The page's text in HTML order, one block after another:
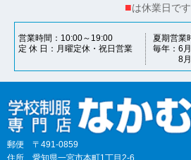
■は休業日です
営業時間
10:00～19:00
定 休 日
月曜定休・祝日営業
夏期営業
毎年
6
8
郵便
〒491-0859
住所
愛知県一宮市本町1丁目2-6